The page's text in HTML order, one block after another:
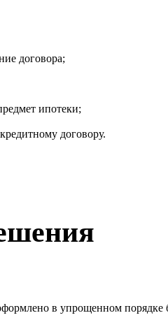
договора;
ипотеки;
договору.
в упрощенном